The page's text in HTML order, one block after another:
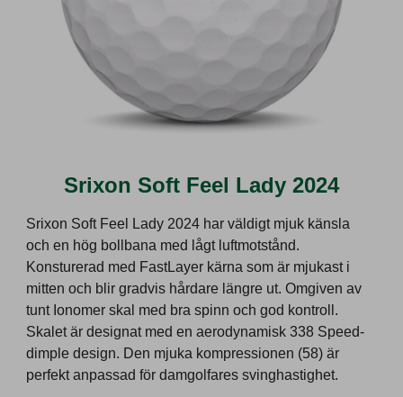
Srixon Soft Feel Lady 2024
Srixon Soft Feel Lady 2024 har väldigt mjuk känsla
och en hög bollbana med lågt luftmotstånd.
Konsturerad med FastLayer kärna som är mjukast i
mitten och blir gradvis hårdare längre ut. Omgiven av
tunt Ionomer skal med bra spinn och god kontroll.
Skalet är designat med en aerodynamisk 338 Speed-
dimple design. Den mjuka kompressionen (58) är
perfekt anpassad för damgolfares svinghastighet.